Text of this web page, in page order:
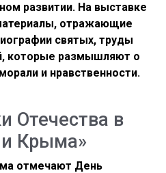
развитии. На выставке
отражающие
святых, труды
которые размышляют о
и нравственности.
Отечества в
Крыма»
отмечают День